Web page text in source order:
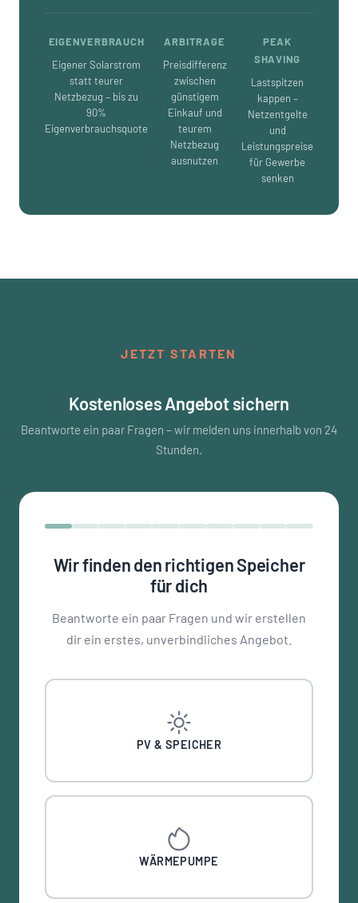
EIGENVERBRAUCH
Eigener Solarstrom
statt teurer
Netzbezug – bis zu
90%
Eigenverbrauchsquote
ARBITRAGE
Preisdifferenz
zwischen
günstigem
Einkauf und
teurem
Netzbezug
ausnutzen
PEAK
SHAVING
Lastspitzen
kappen –
Netzentgelte
und
Leistungspreise
für Gewerbe
senken
JETZT STARTEN
Kostenloses Angebot sichern
Beantworte ein paar Fragen – wir melden uns innerhalb von 24
Stunden.
Wir finden den richtigen Speicher
für dich
Beantworte ein paar Fragen und wir erstellen
dir ein erstes, unverbindliches Angebot.
PV & SPEICHER
WÄRMEPUMPE